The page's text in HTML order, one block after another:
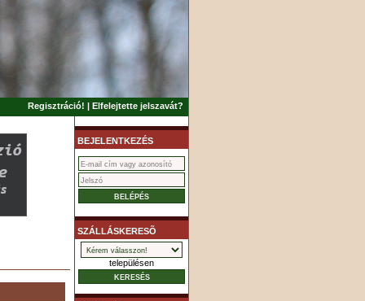
Regisztráció! | Elfelejtette jelszavát?
BEJELENTKEZÉS
SZÁLLÁSKERESÕ
településen